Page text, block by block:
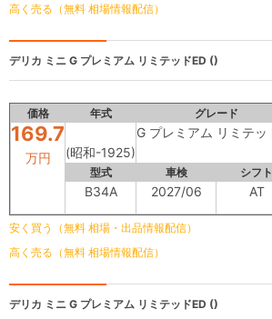
高く売る（無料 相場情報配信）
デリカ ミニ G プレミアム リミテッドED ()
価格 年式 グレード
169.7
万円 (昭和-1925)
G プレミアム リミテッ
型式 車検 シフト
B34A 2027/06 AT
安く買う（無料 相場・出品情報配信）
高く売る（無料 相場情報配信）
デリカ ミニ G プレミアム リミテッドED ()